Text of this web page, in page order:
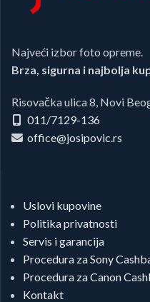
Najveći izbor foto opreme.
Brza, sigurna i najbolja
Risovačka ulica 8, Novi
011/7129-136
office@josipovic.rs
Uslovi kupovine
Politika privatnosti
Servis i garancija
Procedura za Sony
Procedura za Canon
Kontakt